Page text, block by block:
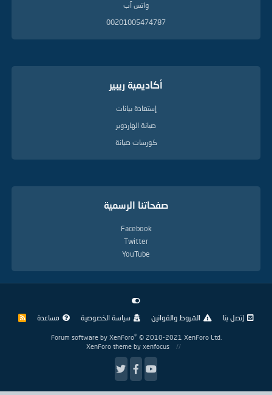
واتس آب
00201005474787
أكاديمية ريبير
إستعادة بيانات
صيانة الهاردوير
كورسات صيانة
صفحاتنا الرسمية
Facebook
Twitter
YouTube
إتصل بنا الشروط والقوانين سياسة الخصوصية مساعدة
R
Forum software by XenForo® © 2010-2021 XenForo Ltd.
XenForo theme by xenfocus